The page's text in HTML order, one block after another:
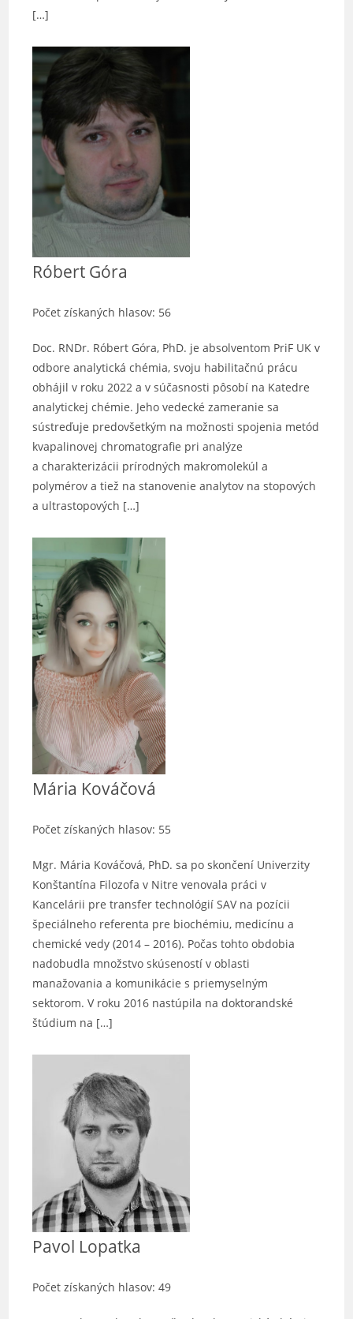
[…]
Róbert Góra
Počet získaných hlasov: 56
Doc. RNDr. Róbert Góra, PhD. je absolventom PriF UK v
odbore analytická chémia, svoju habilitačnú prácu
obhájil v roku 2022 a v súčasnosti pôsobí na Katedre
analytickej chémie. Jeho vedecké zameranie sa
sústreďuje predovšetkým na možnosti spojenia metód
kvapalinovej chromatografie pri analýze
a charakterizácii prírodných makromolekúl a
polymérov a tiež na stanovenie analytov na stopových
a ultrastopových […]
Mária Kováčová
Počet získaných hlasov: 55
Mgr. Mária Kováčová, PhD. sa po skončení Univerzity
Konštantína Filozofa v Nitre venovala práci v
Kancelárii pre transfer technológií SAV na pozícii
špeciálneho referenta pre biochémiu, medicínu a
chemické vedy (2014 – 2016). Počas tohto obdobia
nadobudla množstvo skúseností v oblasti
manažovania a komunikácie s priemyselným
sektorom. V roku 2016 nastúpila na doktorandské
štúdium na […]
Pavol Lopatka
Počet získaných hlasov: 49